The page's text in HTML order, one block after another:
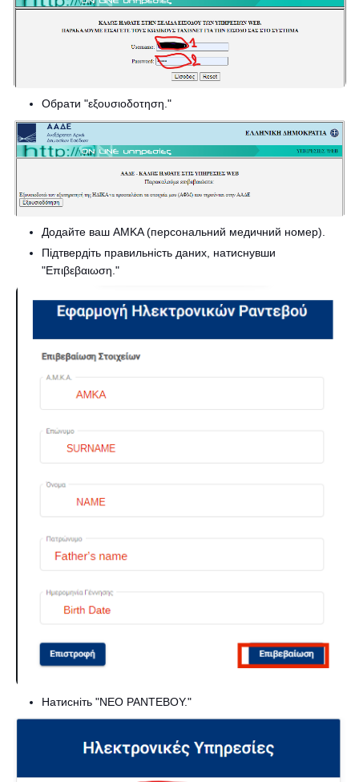
Обрати "εξουσιοδοτηση."
Додайте ваш ΑΜΚΑ (персональний медичний номер).
Підтвердіть правильність даних, натиснувши
"Επιβεβαιωση."
Натисніть "ΝΕΟ ΡΑΝΤΕΒΟΥ."